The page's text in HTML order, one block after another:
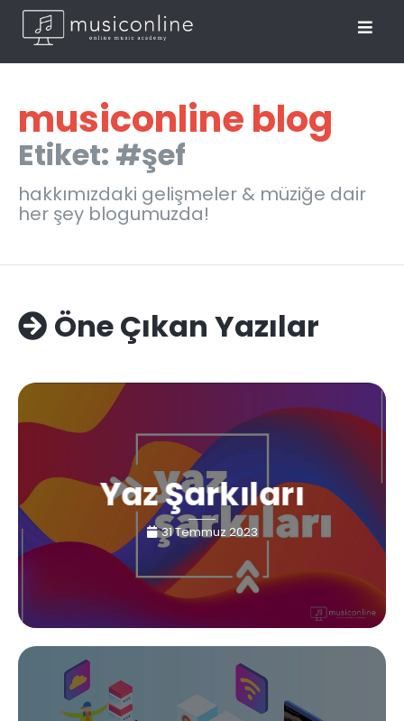
musiconline blog
Etiket: #şef
hakkımızdaki gelişmeler & müziğe dair
her şey blogumuzda!
Öne Çıkan Yazılar
Yaz Şarkıları
31 Temmuz 2023